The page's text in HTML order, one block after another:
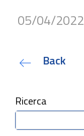
05/04/2022
Back
Ricerca